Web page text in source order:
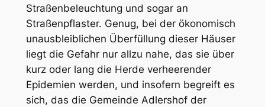
Straßenbeleuchtung und sogar an
Straßenpflaster. Genug, bei der ökonomisch
unausbleiblichen Überfüllung dieser Häuser
liegt die Gefahr nur allzu nahe, das sie über
kurz oder lang die Herde verheerender
Epidemien werden, und insofern begreift es
sich, das die Gemeinde Adlershof der